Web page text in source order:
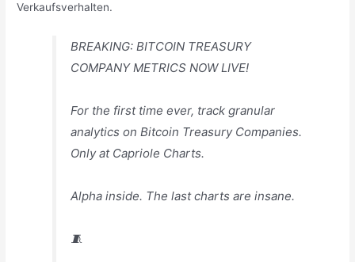
Verkaufsverhalten.
BREAKING: BITCOIN TREASURY
COMPANY METRICS NOW LIVE!
For the first time ever, track granular
analytics on Bitcoin Treasury Companies.
Only at Capriole Charts.
Alpha inside. The last charts are insane.
🧵